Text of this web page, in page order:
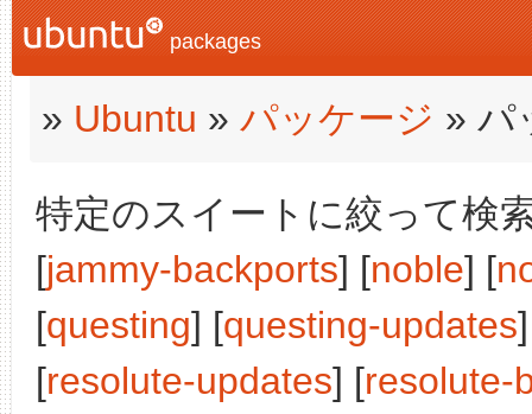
packages
» Ubuntu » パッケージ » パ
特定のスイートに絞って検
[jammy-backports] [noble] [
[questing] [questing-updates
[resolute-updates] [resolute-